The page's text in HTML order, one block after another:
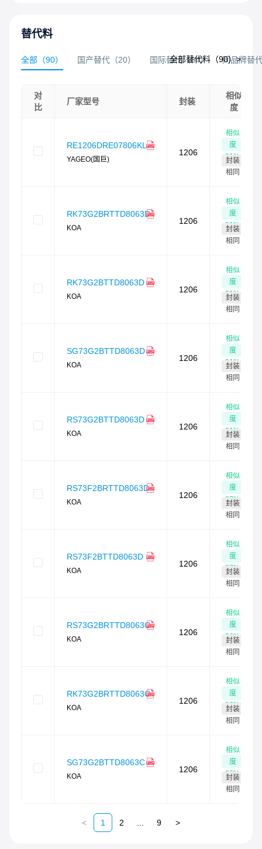
替代料
全部 （90） 国产替代 （20） 国际替代（64） 同品牌替
全部替代料（90）>
对
比
厂家型号 封装
相似
度
RE1206DRE07806KL
YAGEO(国巨)
1206
相似
度
91%
封装
相同
RK73G2BRTTD8063D
KOA
1206
相似
度
91%
封装
相同
RK73G2BTTD8063D
KOA
1206
相似
度
91%
封装
相同
SG73G2BTTD8063D
KOA
1206
相似
度
91%
封装
相同
RS73G2BTTD8063D
KOA
1206
相似
度
91%
封装
相同
RS73F2BRTTD8063D
KOA
1206
相似
度
87%
封装
相同
RS73F2BTTD8063D
KOA
1206
相似
度
87%
封装
相同
RS73G2BRTTD8063C
KOA
1206
相似
度
86%
封装
相同
RK73G2BRTTD8063C
KOA
1206
相似
度
86%
封装
相同
SG73G2BTTD8063C
KOA
1206
相似
度
86%
封装
相同
< 1 2 9 >